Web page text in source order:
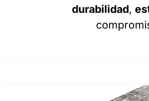
durabilidad,